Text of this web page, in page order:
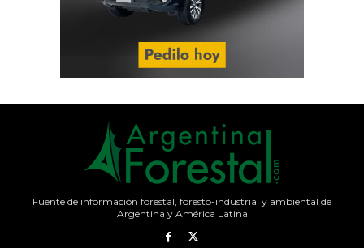
Fuente de información forestal, foresto-industrial y ambiental de
Argentina y América Latina